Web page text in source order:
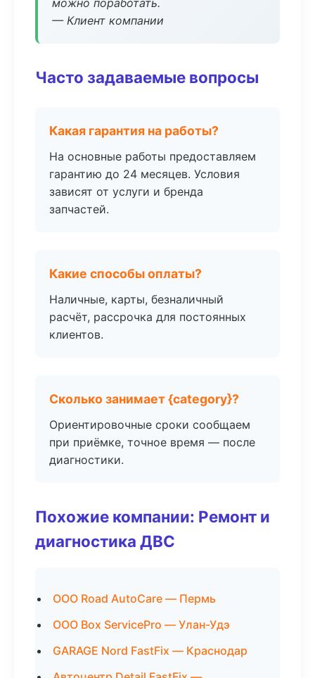
можно поработать.
— Клиент компании
Часто задаваемые вопросы
Какая гарантия на работы?
На основные работы предоставляем
гарантию до 24 месяцев. Условия
зависят от услуги и бренда
запчастей.
Какие способы оплаты?
Наличные, карты, безналичный
расчёт, рассрочка для постоянных
клиентов.
Сколько занимает {category}?
Ориентировочные сроки сообщаем
при приёмке, точное время — после
диагностики.
Похожие компании: Ремонт и
диагностика ДВС
ООО Road AutoCare — Пермь
ООО Box ServicePro — Улан-Удэ
GARAGE Nord FastFix — Краснодар